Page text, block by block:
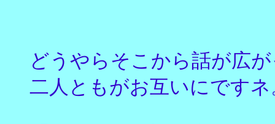
どうやらそこから話が広
二人ともがお互いにですネ